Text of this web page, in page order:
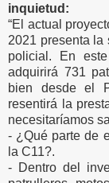
inquietud:
“El actual
2021 presenta la
policial. En
adquirirá 731
bien desde el
resentirá la
necesitaríamos
- ¿Qué parte de
la C11?.
- Dentro del